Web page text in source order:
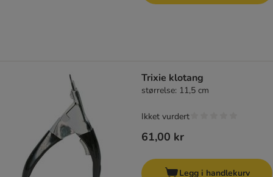
Trixie klotang
størrelse: 11,5 cm
61,00 kr
Ikket vurdert
Legg i handlekurv